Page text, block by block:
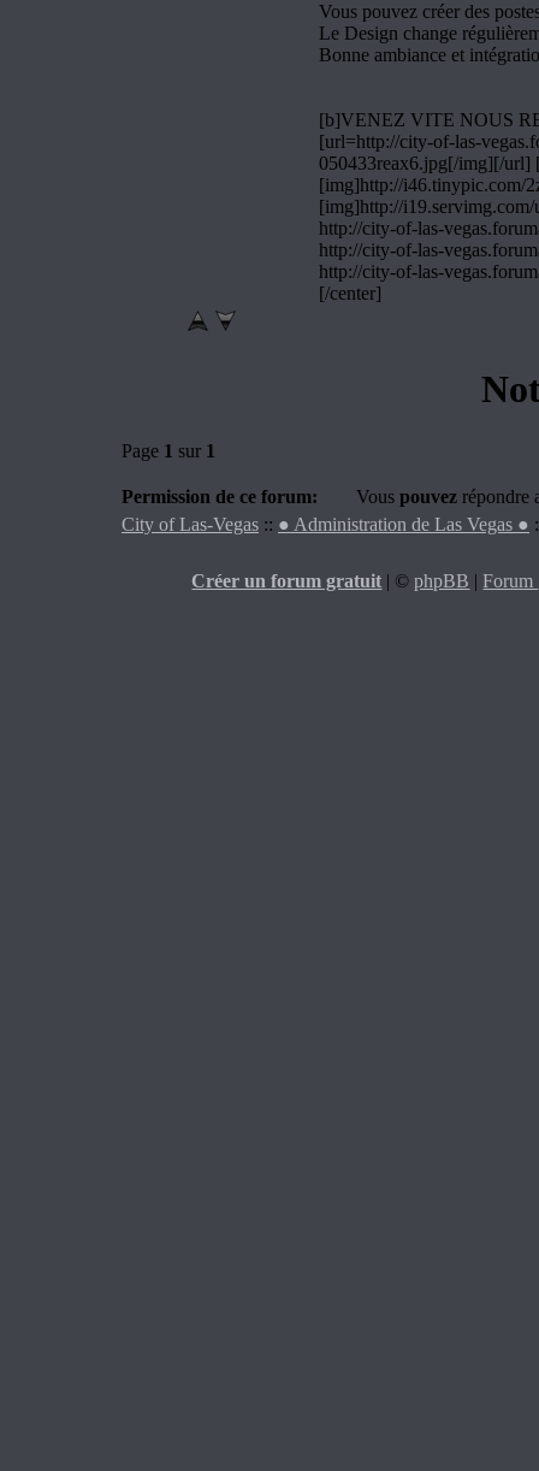
Vous pouvez créer des
Le Design change
Bonne ambiance et
[b]VENEZ VITE NOUS
[url=http://city-of-las-
050433reax6.jpg[/img][/url]
[img]http://i46.tinypic.com/
[img]http://
http://city-of-las-
http://city-of-las-
http://city-of-las-
[/center]
Page 1 sur 1
Permission de ce forum: Vous pouvez répondre
City of Las-Vegas :: ● Administration de Las Vegas ●
Créer un forum gratuit | © phpBB |Forum